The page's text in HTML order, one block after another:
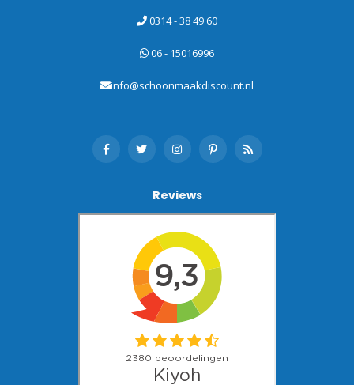
0314 - 38 49 60
06 - 15016996
info@schoonmaakdiscount.nl
Reviews